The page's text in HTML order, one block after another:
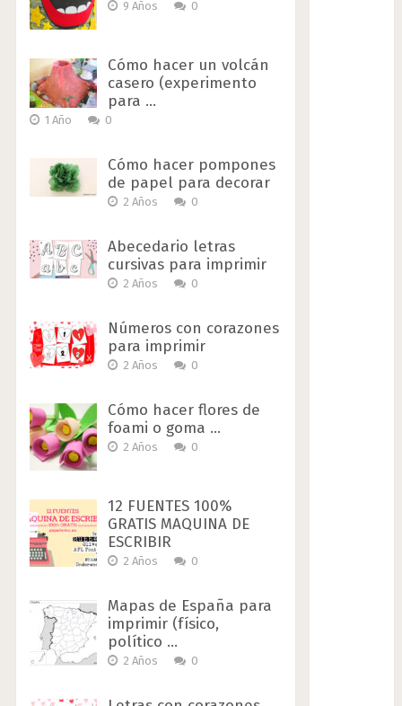
9 Años 0
Cómo hacer un volcán
casero (experimento
para …
1 Año 0
Cómo hacer pompones
de papel para decorar
2 Años 0
Abecedario letras
cursivas para imprimir
2 Años 0
Números con corazones
para imprimir
2 Años 0
Cómo hacer flores de
foami o goma …
2 Años 0
12 FUENTES 100%
GRATIS MAQUINA DE
ESCRIBIR
2 Años 0
Mapas de España para
imprimir (físico,
político …
2 Años 0